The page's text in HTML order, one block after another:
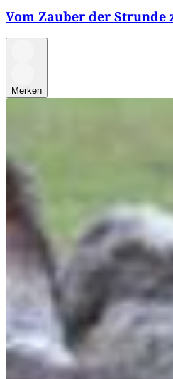
Vom Zauber der Strunde
Merken